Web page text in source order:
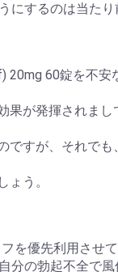
するのは当たり
60錠を不安
が発揮されまし
すが、それでも
う。
を優先利用させて
分の勃起不全で